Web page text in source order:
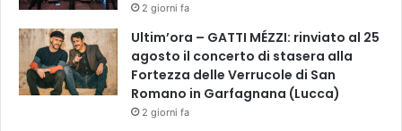
2 giorni fa
Ultim’ora – GATTI MÉZZI: rinviato al 25
agosto il concerto di stasera alla
Fortezza delle Verrucole di San
Romano in Garfagnana (Lucca)
2 giorni fa